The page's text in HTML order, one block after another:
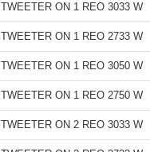
TWEETER ON 1 REO 3033 W
TWEETER ON 1 REO 2733 W
TWEETER ON 1 REO 3050 W
TWEETER ON 1 REO 2750 W
TWEETER ON 2 REO 3033 W